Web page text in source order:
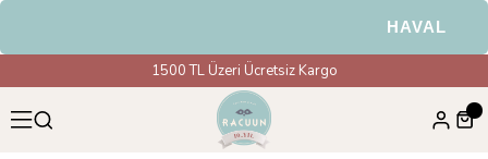
HAVALE &
1500 TL Üzeri Ücretsiz Kargo